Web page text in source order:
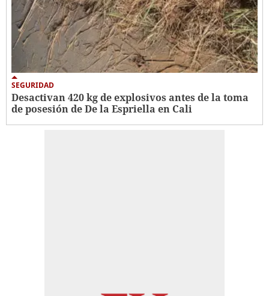
SEGURIDAD
Desactivan 420 kg de explosivos antes de la toma
de posesión de De la Espriella en Cali